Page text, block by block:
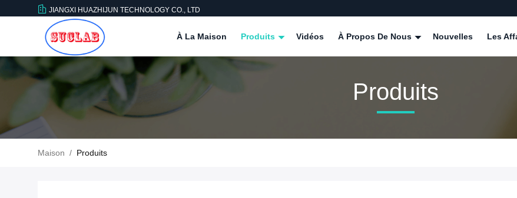
JIANGXI HUAZHIJUN TECHNOLOGY CO., LTD
À La Maison Produits Vidéos À Propos De Nous Nouvelles Les
Produits
Maison / Produits